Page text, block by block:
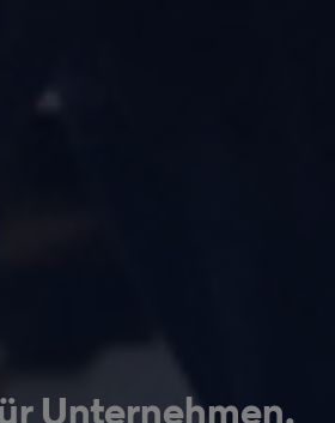
Unternehmen,